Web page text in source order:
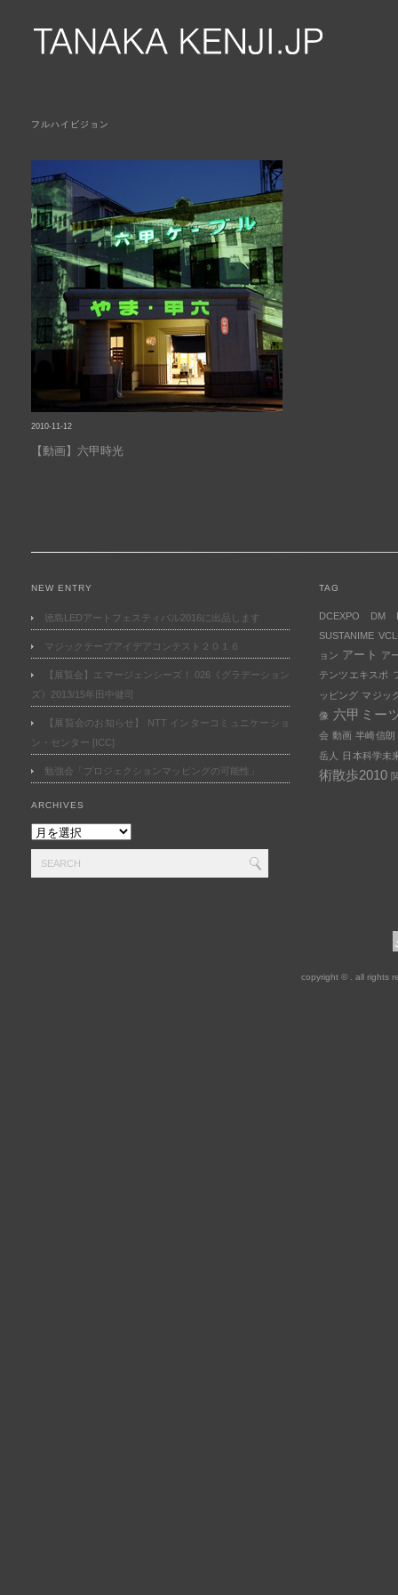
フルハイビジョン
2010-11-12
【動画】六甲時光
NEW ENTRY
徳島LEDアートフェスティバル2016に出品します
マジックテープアイデアコンテスト２０１６
【展覧会】エマージェンシーズ！ 026《グラデーション
ズ》2013/15年田中健司
【展覧会のお知らせ】 NTT インターコミュニケーショ
ン・センター [ICC]
勉強会「プロジェクションマッピングの可能性」
ARCHIVES
TAG
DCEXPO DM
SUSTANIME
ョン アート
ア
テンツエキスポ
ッピング マジッ
像 六甲ミー
会 動画 半崎信朗
岳人
日本科学未
術散歩2010
copyright © . all rights